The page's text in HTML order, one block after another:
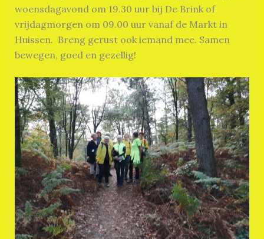
woensdagavond om 19.30 uur bij De Brink of
vrijdagmorgen om 09.00 uur vanaf de Markt in
Huissen. Breng gerust ook iemand mee. Samen
bewegen, goed en gezellig!